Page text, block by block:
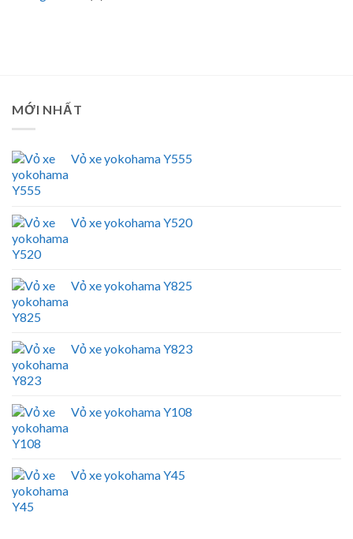
MỚI NHẤT
Vỏ xe yokohama Y555
Vỏ xe yokohama Y520
Vỏ xe yokohama Y825
Vỏ xe yokohama Y823
Vỏ xe yokohama Y108
Vỏ xe yokohama Y45